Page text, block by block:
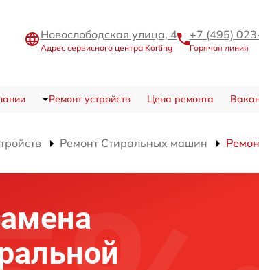
Новослободская улица, 4
Адрес сервисного центра Korting
+7 (495)
Горячая линия
Ремонт устройств Цена ремонта
Ремонт Стиральных машин